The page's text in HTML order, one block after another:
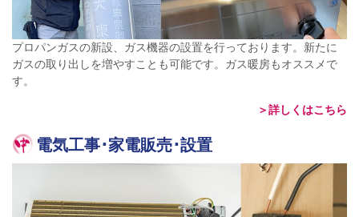
プロパンガスの新設、ガス機器の設置を行っております。新たに
ガスの取り出しを増やすことも可能です。ガス暖房もオススメで
す。
＞詳しくはこちら
電気工事･家電販売･設置